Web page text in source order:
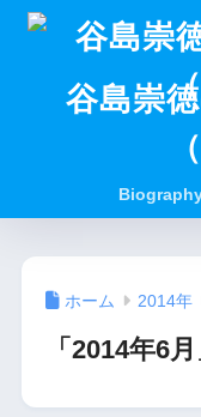
谷島崇
ホーム 2014年
「2014年6